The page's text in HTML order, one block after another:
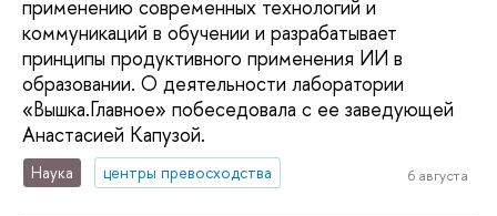
применению современных технологий и
коммуникаций в обучении и разрабатывает
принципы продуктивного применения ИИ в
образовании. О деятельности лаборатории
«Вышка.Главное» побеседовала с ее заведующей
Анастасией Капузой.
Наука центры превосходства 6 августа